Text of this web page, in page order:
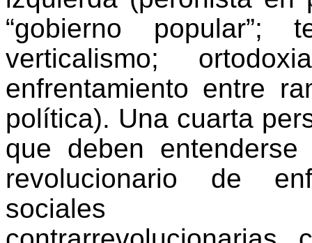
“gobierno popular”;
verticalismo;
enfrentamiento entre
política). Una cuarta
que deben
revolucionario de
sociales